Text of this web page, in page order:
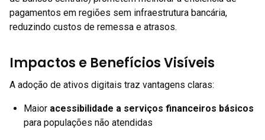
pagamentos em regiões sem infraestrutura bancária,
reduzindo custos de remessa e atrasos.
Impactos e Benefícios Visíveis
A adoção de ativos digitais traz vantagens claras:
Maior acessibilidade a serviços financeiros básicos
para populações não atendidas